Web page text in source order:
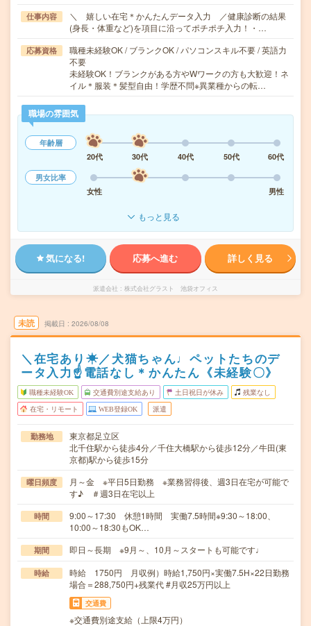
仕事内容
＼ 嬉しい在宅＊かんたんデータ入力 ／健康診断の結果
(身長・体重など)を項目に沿ってポチポチ入力！・…
応募資格
職種未経験OK / ブランクOK / パソコンスキル不要 / 英語力
不要
未経験OK！ブランクがある方やWワークの方も大歓迎！ネ
イル＊服装＊髪型自由！学歴不問※異業種からの転…
職場の雰囲気
年齢層
20代
30代 40代 50代
60代
男女比率
女性
男性
もっと見る
気になる! 応募へ進む 詳しく見る
派遣会社 株式会社グラスト 池袋オフィス
未読 掲載日 2026/08/08
＼在宅あり☀／犬猫ちゃん♩ペットたちのデ
ータ入力☝電話なし＊かんたん《未経験〇》
職種未経験OK 交通費別途支給あり 土日祝日が休み 残業なし
在宅・リモート WEB登録OK 派遣
勤務地
東京都足立区
北千住駅から徒歩4分／千住大橋駅から徒歩12分／牛田(東
京都)駅から徒歩15分
曜日頻度
月～金 ※平日5日勤務 ※業務習得後、週3日在宅が可能で
す♪ ＃週3日在宅以上
時間
9:00～17:30 休憩1時間 実働7.5時間※9:30～18:00、
10:00～18:30もOK…
期間 即日～長期 ※9月～、10月～スタートも可能です♩
時給
時給 1750円 月収例）時給1,750円×実働7.5H×22日勤務
場合＝288,750円+残業代 #月収25万円以上
交通費
※交通費別途支給（上限4万円）